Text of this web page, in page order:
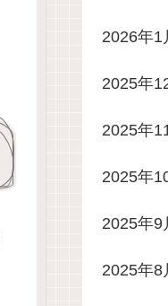
2026年1
2025年
2025年
2025年
2025年9
2025年8